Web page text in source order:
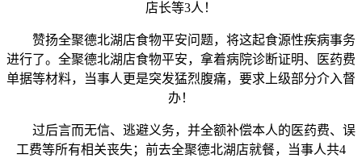
店长等3人！
赞扬全聚德北湖店食物平安问题，将这起食源性疾病事务
进行了。全聚德北湖店食物平安，拿着病院诊断证明、医药费
单据等材料，当事人更是突发猛烈腹痛，要求上级部分介入督
办！
过后言而无信、逃避义务，并全额补偿本人的医药费、误
工费等所有相关丧失；前去全聚德北湖店就餐，当事人共4